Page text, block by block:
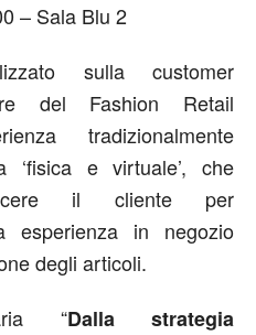
– Sala Blu 2
sulla customer
del Fashion Retail
tradizionalmente
‘fisica e virtuale’, che
il cliente per
esperienza in negozio
degli articoli.
“Dalla strategia